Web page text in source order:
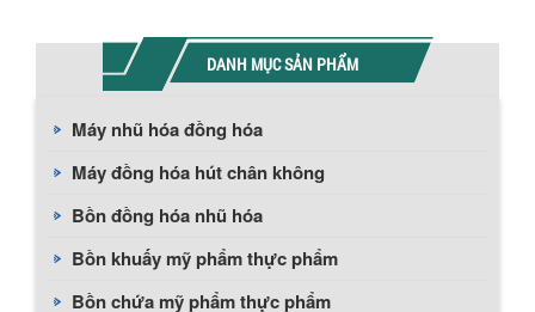
DANH MỤC SẢN PHẨM
Máy nhũ hóa đồng hóa
Máy đồng hóa hút chân không
Bồn đồng hóa nhũ hóa
Bồn khuấy mỹ phẩm thực phẩm
Bồn chứa mỹ phẩm thực phẩm